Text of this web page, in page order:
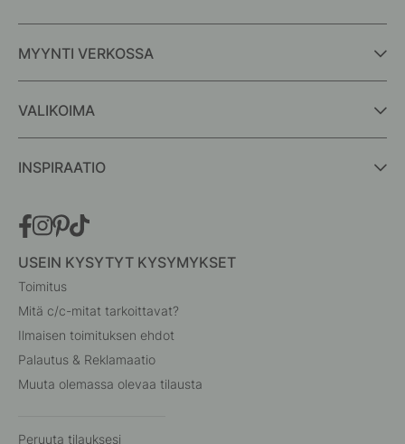
MYYNTI VERKOSSA
VALIKOIMA
INSPIRAATIO
USEIN KYSYTYT KYSYMYKSET
Toimitus
Mitä c/c-mitat tarkoittavat?
Ilmaisen toimituksen ehdot
Palautus & Reklamaatio
Muuta olemassa olevaa tilausta
Peruuta tilauksesi